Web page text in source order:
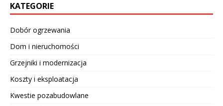
KATEGORIE
Dobór ogrzewania
Dom i nieruchomości
Grzejniki i modernizacja
Koszty i eksploatacja
Kwestie pozabudowlane